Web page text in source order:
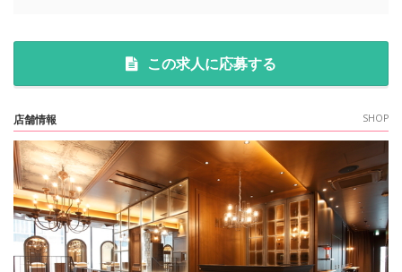
この求人に応募する
店舗情報 SHOP